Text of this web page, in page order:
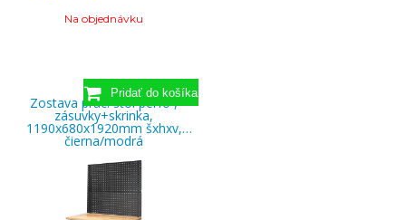
Na objednávku
Zostava prac. stôl perfo ,
zásuvky+skrinka,
1190x680x1920mm šxhxv,
čierna/modrá